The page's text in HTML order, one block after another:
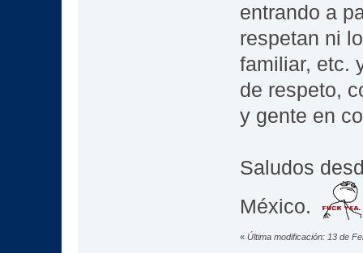
entrando a
respetan ni
familiar, etc.
de respeto,
y gente en
Saludos
México.
« Última modificación: 13 de